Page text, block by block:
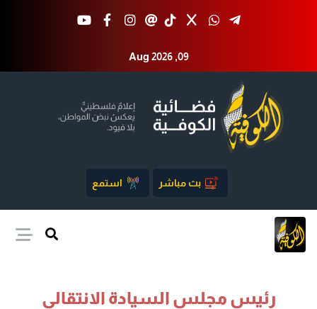
Aug 2026 ,09
بث مباشر استمع
رئيس مجلس السيادة الانتقالي